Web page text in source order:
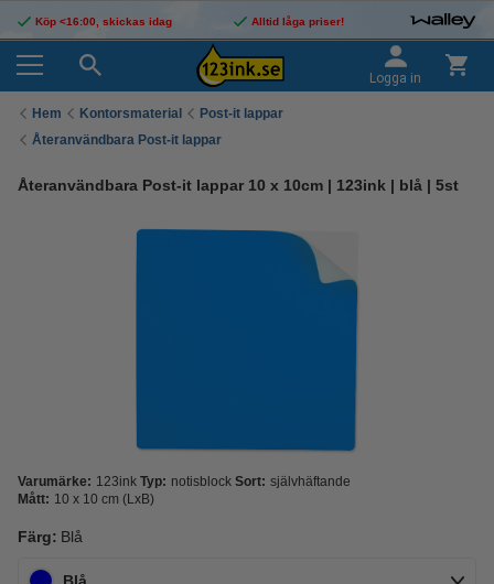
Köp <16:00, skickas idag Alltid låga priser!
Logga in
Hem Kontorsmaterial
Post-it lappar
Återanvändbara Post-it lappar
Återanvändbara Post-it lappar 10 x 10cm | 123ink | blå | 5st
Varumärke: 123ink Typ: notisblock Sort: självhäftande
Mått: 10 x 10 cm (LxB)
Färg: Blå
Blå